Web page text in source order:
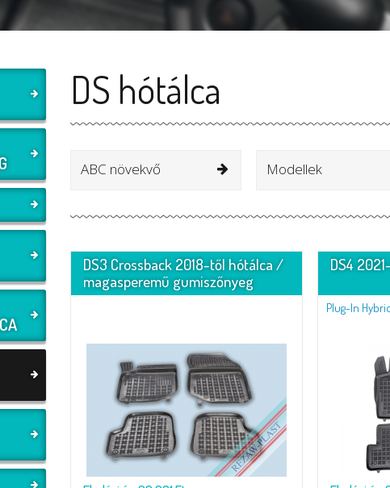
DS hótálca
ABC növekvő Modellek
DS3 Crossback 2018-től hótálca /
magasperemű gumiszőnyeg
DS4
Plug-In